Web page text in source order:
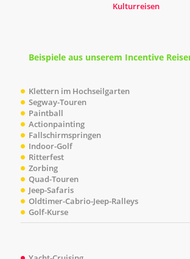
Kulturreisen
Beispiele aus unserem Incentive
Klettern im Hochseilgarten
Segway-Touren
Paintball
Actionpainting
Fallschirmspringen
Indoor-Golf
Ritterfest
Zorbing
Quad-Touren
Jeep-Safaris
Oldtimer-Cabrio-Jeep-Ralleys
Golf-Kurse